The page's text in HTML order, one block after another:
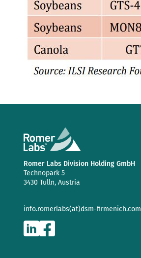
Romer Labs Division Holding GmbH
Technopark 5
3430 Tulln, Austria
info.romerlabs(at)dsm-firmenich.com